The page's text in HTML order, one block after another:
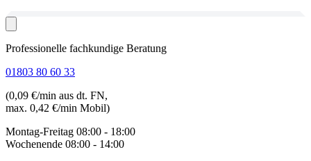
Professionelle fachkundige Beratung
01803 80 60 33
(0,09 €/min aus dt. FN,
max. 0,42 €/min Mobil)
Montag-Freitag 08:00 - 18:00
Wochenende 08:00 - 14:00